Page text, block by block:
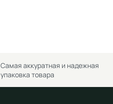
Самая аккуратная и надежная
упаковка товара